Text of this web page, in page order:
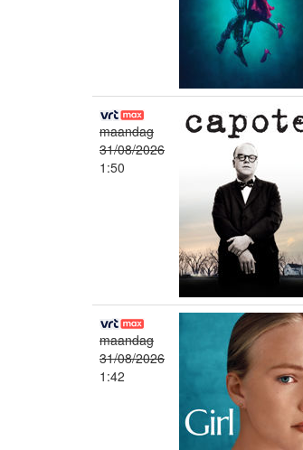
maandag
31/08/2026
1:50
maandag
31/08/2026
1:42